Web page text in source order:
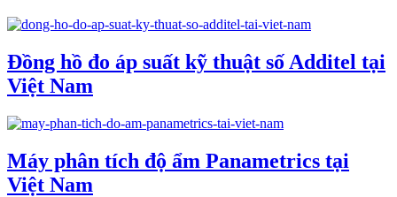
Đồng hồ đo áp suất kỹ thuật số Additel tại
Việt Nam
Máy phân tích độ ẩm Panametrics tại
Việt Nam